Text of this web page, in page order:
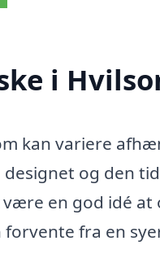
i
kan variere
og den
en god idé at
fra en